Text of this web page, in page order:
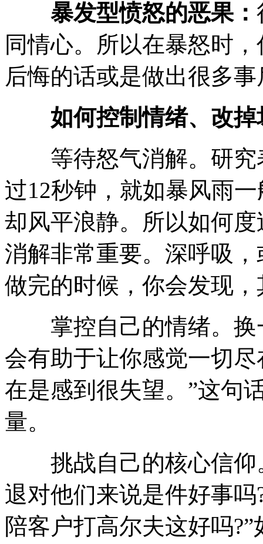
暴发型愤怒的恶果：
同情心。所以在暴怒时
后悔的话或是做出很多
如何控制情绪、改掉
等待怒气消解。研究
过12秒钟，就如暴风雨
却风平浪静。所以如何
消解非常重要。深呼吸
做完的时候，你会发现
掌控自己的情绪。换
会有助于让你感觉一切
在是感到很失望。”这句
量。
挑战自己的核心信仰
退对他们来说是件好事
陪客户打高尔夫这好吗